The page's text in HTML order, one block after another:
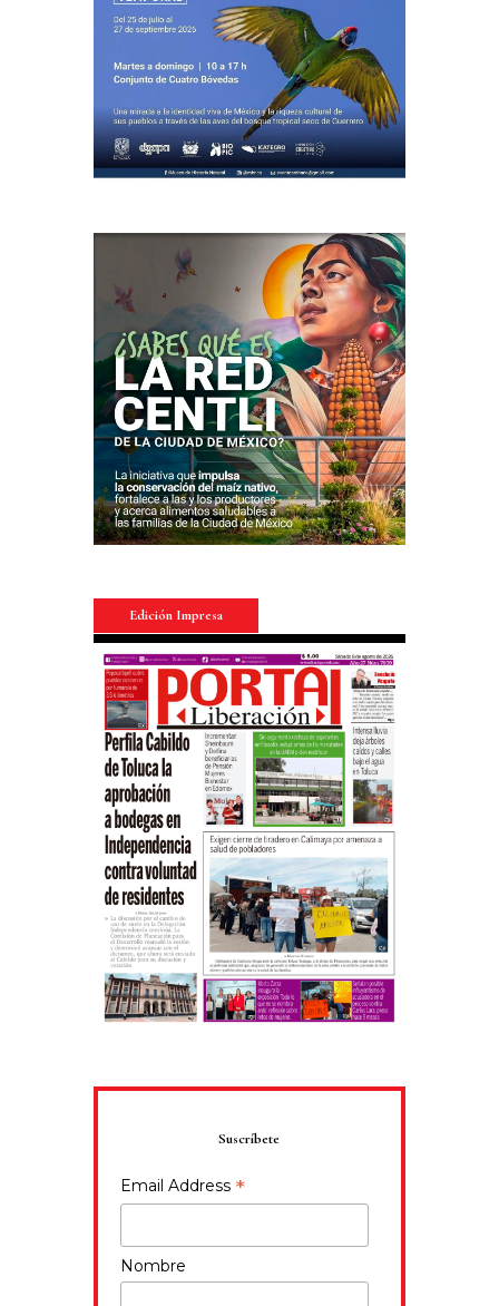
Edición Impresa
Suscríbete
Email Address *
Nombre